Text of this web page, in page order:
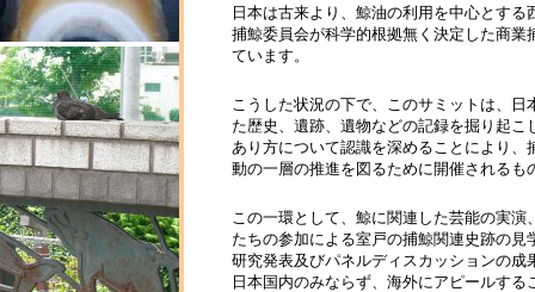
日本は古来より、鯨油の利用を中心とす
捕鯨委員会が科学的根拠無く決定した商
ています。
こうした状況の下で、このサミットは、
た歴史、遺跡、遺物などの記録を掘り起
あり方について認識を深めることにより
動の一層の推進を図るために開催されるも
この一環として、鯨に関連した芸能の実
たちの参加による室戸の捕鯨関連史跡の
研究発表及びパネルディスカッションの
日本国内のみならず、海外にアピールする